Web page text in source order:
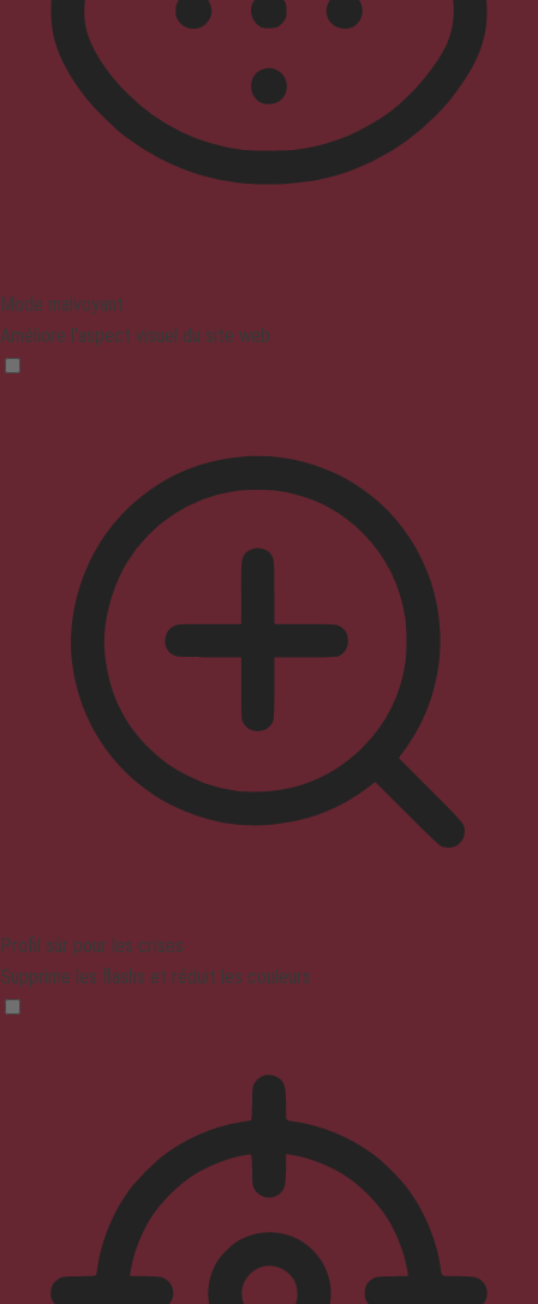
Mode malvoyant
Améliore l'aspect visuel du site web
Profil sûr pour les crises
Supprime les flashs et réduit les couleurs